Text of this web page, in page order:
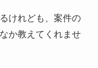
けれども、案件の
か教えてくれませ